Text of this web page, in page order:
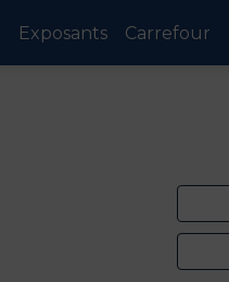
Exposants Carrefour